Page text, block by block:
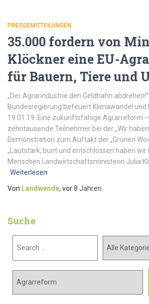
PRESSEMITTEILUNGEN
35.000 fordern von
Klöckner eine EU-
für Bauern, Tiere und
„Der Agrarindustrie den Geldhahn
Bundesregierung befeuert Klimawandel und
19.01.19. Eine zukunftsfähige Agrarreform
zehntausende Teilnehmer bei der „Wir
Demonstration zum Auftakt der „Grünen
„Lautstark, bunt und entschlossen haben
Menschen Landwirtschaftsministerin Julia
Weiterlesen
Von Landwende, vor8 Jahren
Suche